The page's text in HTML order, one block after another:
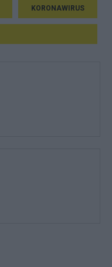
KORONAWIRUS